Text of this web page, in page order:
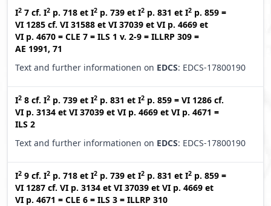
I2 7 cf. I2 p. 718 et I2 p. 739 et I2 p. 831 et I2 p. 859 =
VI 1285 cf. VI 31588 et VI 37039 et VI p. 4669 et
VI p. 4670 = CLE 7 = ILS 1 v. 2-9 = ILLRP 309 =
AE 1991, 71
Text and further informationen on EDCS: EDCS-17800190
I2 8 cf. I2 p. 739 et I2 p. 831 et I2 p. 859 = VI 1286 cf.
VI p. 3134 et VI 37039 et VI p. 4669 et VI p. 4671 =
ILS 2
Text and further informationen on EDCS: EDCS-17800190
I2 9 cf. I2 p. 718 et I2 p. 739 et I2 p. 831 et I2 p. 859 =
VI 1287 cf. VI p. 3134 et VI 37039 et VI p. 4669 et
VI p. 4671 = CLE 6 = ILS 3 = ILLRP 310